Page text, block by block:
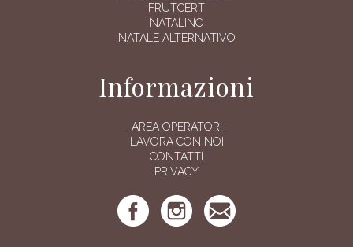
FRUTCERT
NATALINO
NATALE ALTERNATIVO
Informazioni
AREA OPERATORI
LAVORA CON NOI
CONTATTI
PRIVACY